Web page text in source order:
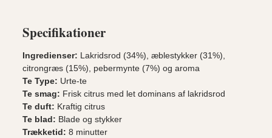
Specifikationer
Ingredienser: Lakridsrod (34%), æblestykker (31%),
citrongræs (15%), pebermynte (7%) og aroma
Te Type: Urte-te
Te smag: Frisk citrus med let dominans af lakridsrod
Te duft: Kraftig citrus
Te blad: Blade og stykker
Trækketid: 8 minutter